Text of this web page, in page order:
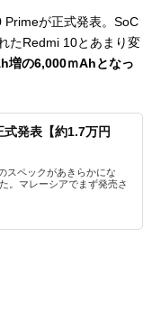
Primeが正式発表。SoC
たRedmi 10とあまり変
増の6,000ｍAhとなっ
発表【約1.7万円
スペックがあきらかにな
。マレーシアでまず発売さ